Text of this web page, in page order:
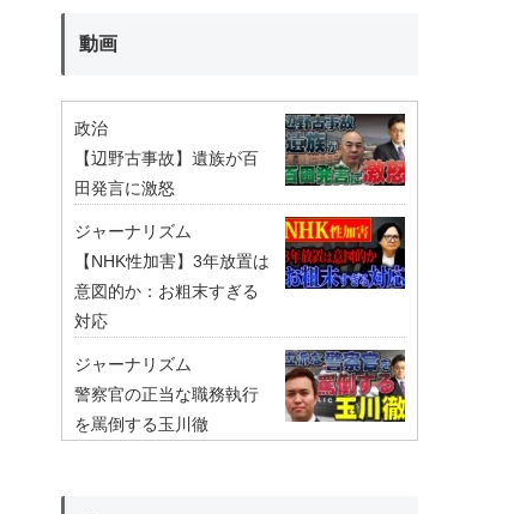
動画
政治
【辺野古事故】遺族が百
田発言に激怒
ジャーナリズム
【NHK性加害】3年放置は
意図的か：お粗末すぎる
対応
ジャーナリズム
警察官の正当な職務執行
を罵倒する玉川徹